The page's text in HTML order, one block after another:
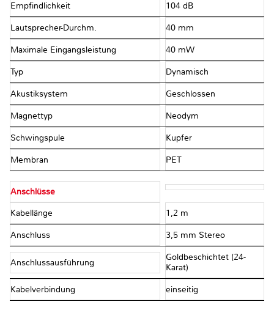
Empfindlichkeit 104 dB
Lautsprecher-Durchm. 40 mm
Maximale Eingangsleistung 40 mW
Typ Dynamisch
Akustiksystem Geschlossen
Magnettyp Neodym
Schwingspule Kupfer
Membran PET
Anschlüsse
Kabellänge 1,2 m
Anschluss 3,5 mm Stereo
Anschlussausführung
Goldbeschichtet (24-
Karat)
Kabelverbindung einseitig